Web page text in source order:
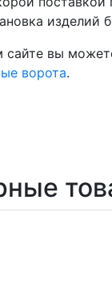
изделий
сайте вы
ворота.